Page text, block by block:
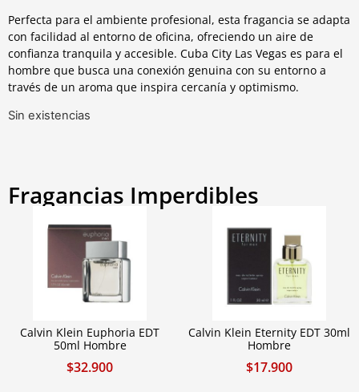
Perfecta para el ambiente profesional, esta fragancia se adapta
con facilidad al entorno de oficina, ofreciendo un aire de
confianza tranquila y accesible. Cuba City Las Vegas es para el
hombre que busca una conexión genuina con su entorno a
través de un aroma que inspira cercanía y optimismo.
Sin existencias
Fragancias Imperdibles
Calvin Klein Euphoria EDT
50ml Hombre
$32.900
Calvin Klein Eternity EDT 30ml
Hombre
$17.900